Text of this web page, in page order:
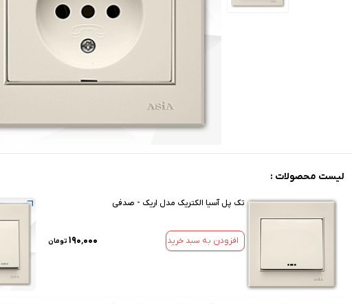
لیست محصولات :
تک پل آسیا الکتریک مدل اریک - صدفی
افزودن به سبد خرید ۱۹۰٬۰۰۰ تومان